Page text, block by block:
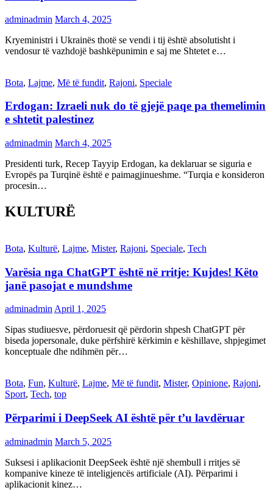
adminadmin March 4, 2025
Kryeministri i Ukrainës thotë se vendi i tij është absolutisht i
vendosur të vazhdojë bashkëpunimin e saj me Shtetet e…
Bota, Lajme, Më të fundit, Rajoni, Speciale
Erdogan: Izraeli nuk do të gjejë paqe pa themelimin
e shtetit palestinez
adminadmin March 4, 2025
Presidenti turk, Recep Tayyip Erdogan, ka deklaruar se siguria e
Evropës pa Turqinë është e paimagjinueshme. “Turqia e konsideron
procesin…
KULTURË
Bota, Kulturë, Lajme, Mister, Rajoni, Speciale, Tech
Varësia nga ChatGPT është në rritje: Kujdes! Këto
janë pasojat e mundshme
adminadmin April 1, 2025
Sipas studiuesve, përdoruesit që përdorin shpesh ChatGPT për
biseda jopersonale, duke përfshirë kërkimin e këshillave, shpjegimet
konceptuale dhe ndihmën për…
Bota, Fun, Kulturë, Lajme, Më të fundit, Mister, Opinione, Rajoni,
Sport, Tech, top
Përparimi i DeepSeek AI është për t’u lavdëruar
adminadmin March 5, 2025
Suksesi i aplikacionit DeepSeek është një shembull i rritjes së
kompanive kineze të inteligjencës artificiale (AI). Përparimi i
aplikacionit kinez…